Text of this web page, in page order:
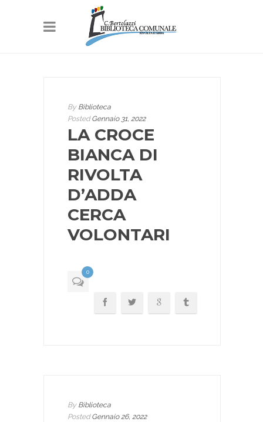
ByBiblioteca
PostedGennaio 31, 2022
LA CROCE
BIANCA DI
RIVOLTA
D’ADDA
CERCA
VOLONTARI
0
ByBiblioteca
PostedGennaio 26, 2022